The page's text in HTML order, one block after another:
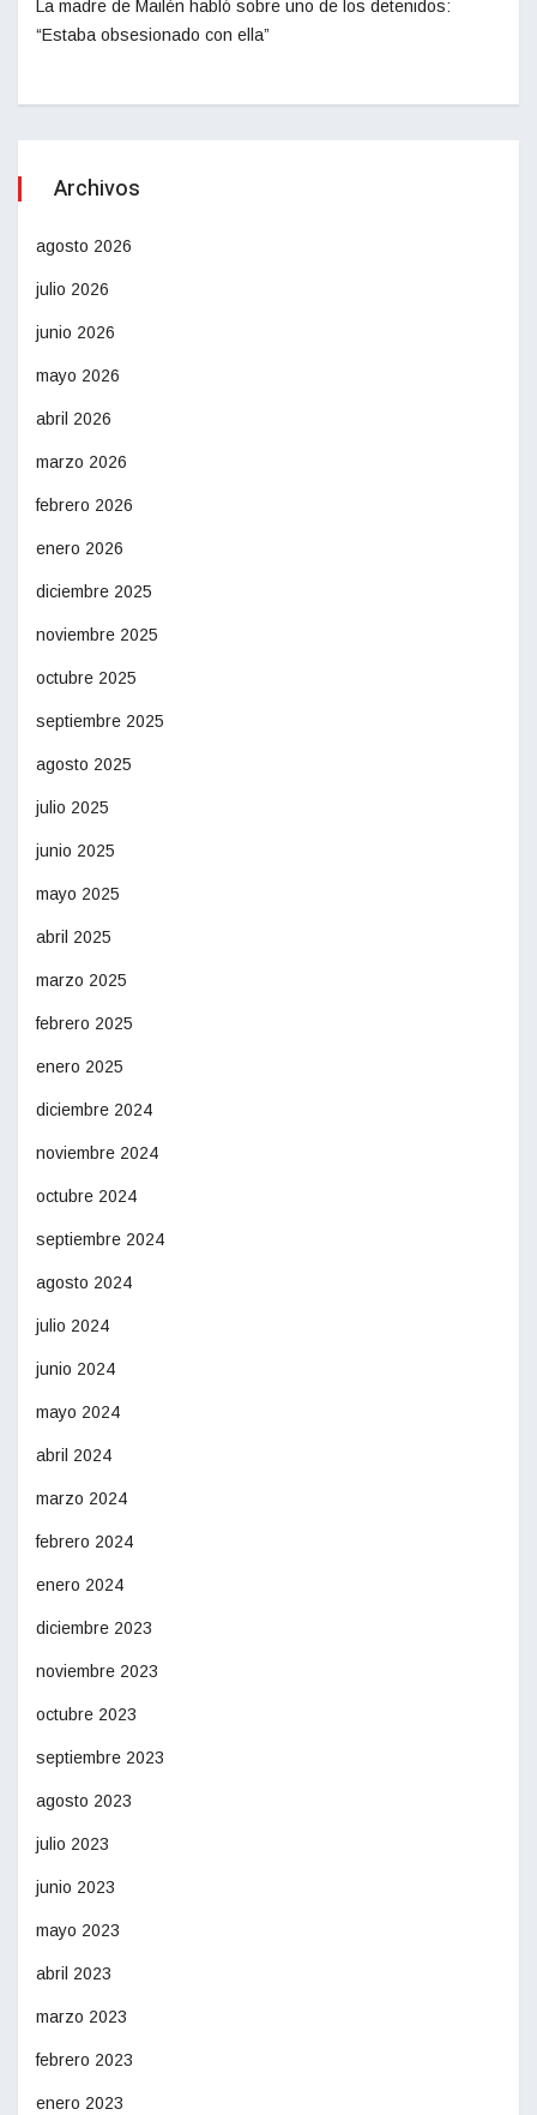
La madre de Mailén habló sobre uno de los detenidos:
“Estaba obsesionado con ella”
Archivos
agosto 2026
julio 2026
junio 2026
mayo 2026
abril 2026
marzo 2026
febrero 2026
enero 2026
diciembre 2025
noviembre 2025
octubre 2025
septiembre 2025
agosto 2025
julio 2025
junio 2025
mayo 2025
abril 2025
marzo 2025
febrero 2025
enero 2025
diciembre 2024
noviembre 2024
octubre 2024
septiembre 2024
agosto 2024
julio 2024
junio 2024
mayo 2024
abril 2024
marzo 2024
febrero 2024
enero 2024
diciembre 2023
noviembre 2023
octubre 2023
septiembre 2023
agosto 2023
julio 2023
junio 2023
mayo 2023
abril 2023
marzo 2023
febrero 2023
enero 2023